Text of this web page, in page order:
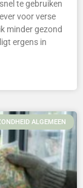
te gebruiken
voor verse
minder gezond
ergens in
ALGEMEEN